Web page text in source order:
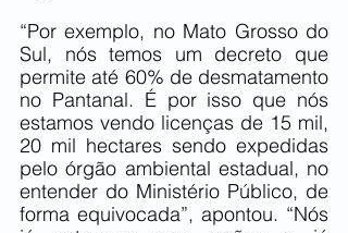
“Por exemplo, no Mato Grosso do
Sul, nós temos um decreto que
permite até 60% de desmatamento
no Pantanal. É por isso que nós
estamos vendo licenças de 15 mil,
20 mil hectares sendo expedidas
pelo órgão ambiental estadual, no
entender do Ministério Público, de
forma equivocada”, apontou. “Nós